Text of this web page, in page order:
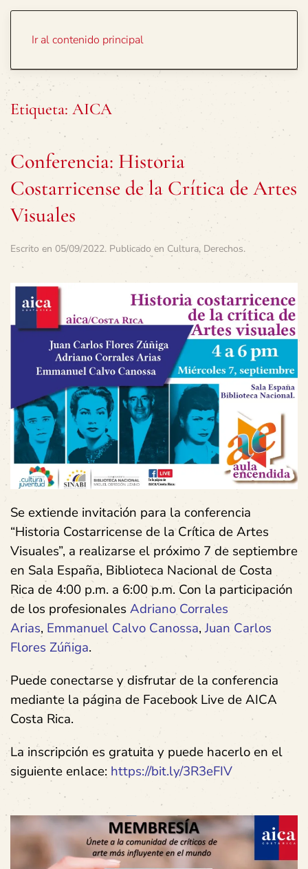
Ir al contenido principal
Etiqueta: AICA
Conferencia: Historia
Costarricense de la Crítica de Artes
Visuales
Escrito en 05/09/2022. Publicado en Cultura, Derechos.
Se extiende invitación para la conferencia
“Historia Costarricense de la Crítica de Artes
Visuales”, a realizarse el próximo 7 de septiembre
en Sala España, Biblioteca Nacional de Costa
Rica de 4:00 p.m. a 6:00 p.m. Con la participación
de los profesionalesAdriano Corrales
Arias, Emmanuel Calvo Canossa,Juan Carlos
Flores Zúñiga.
Puede conectarse y disfrutar de la conferencia
mediante la página de Facebook Live de AICA
Costa Rica.
La inscripción es gratuita y puede hacerlo en el
siguiente enlace: https://bit.ly/3R3eFIV